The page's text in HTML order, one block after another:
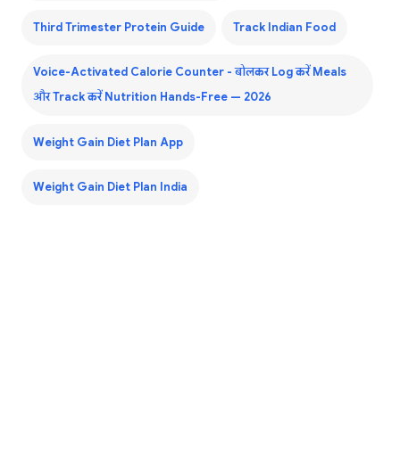
Third Trimester Protein Guide Track Indian Food
Voice-Activated Calorie Counter - बोलकर Log करें Meals
और Track करें Nutrition Hands-Free — 2026
Weight Gain Diet Plan App
Weight Gain Diet Plan India